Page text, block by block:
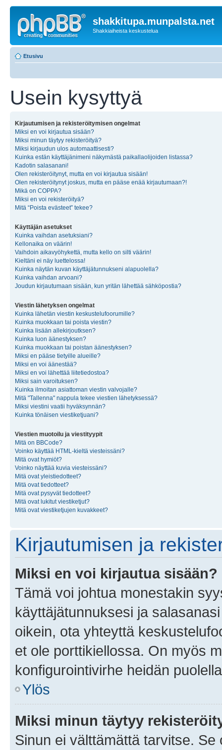
shakkitupa.munpalsta.net
Shakkiaiheista keskustelua
Etusivu
Usein kysyttyä
Kirjautumisen ja rekisteröitymisen ongelmat
Miksi en voi kirjautua sisään?
Miksi minun täytyy rekisteröityä?
Miksi kirjaudun ulos automaattisesti?
Kuinka estän käyttäjänimeni näkymästä paikallaolijoiden listassa?
Kadotin salasanani!
Olen rekisteröitynyt, mutta en voi kirjautua sisään!
Olen rekisteröitynyt joskus, mutta en pääse enää kirjautumaan?!
Mikä on COPPA?
Miksi en voi rekisteröityä?
Mitä “Poista evästeet” tekee?
Käyttäjän asetukset
Kuinka vaihdan asetuksiani?
Kellonaika on väärin!
Vaihdoin aikavyöhykettä, mutta kello on silti väärin!
Kieltäni ei näy luettelossa!
Kuinka näytän kuvan käyttäjätunnukseni alapuolella?
Kuinka vaihdan arvoani?
Joudun kirjautumaan sisään, kun yritän lähettää sähköpostia?
Viestin lähetyksen ongelmat
Kuinka lähetän viestin keskustelufoorumille?
Kuinka muokkaan tai poista viestin?
Kuinka lisään allekirjoutksen?
Kuinka luon äänestyksen?
Kuinka muokkaan tai poistan äänestyksen?
Miksi en pääse tietyille alueille?
Miksi en voi äänestää?
Miksi en voi lähettää liitetiedostoa?
Miksi sain varoituksen?
Kuinka ilmoitan asiattoman viestin valvojalle?
Mitä "Tallenna" nappula tekee viestien lähetyksessä?
Miksi viestini vaatii hyväksynnän?
Kuinka tönäisen viestiketjuani?
Viestien muotoilu ja viestityypit
Mitä on BBCode?
Voinko käyttää HTML-kieltä viesteissäni?
Mitä ovat hymiöt?
Voinko näyttää kuvia viesteissäni?
Mitä ovat yleistiedotteet?
Mitä ovat tiedotteet?
Mitä ovat pysyvät tiedotteet?
Mitä ovat lukitut viestiketjut?
Mitä ovat viestiketjujen kuvakkeet?
Kirjautumisen ja
Miksi en voi kirjautua sisään?
Tämä voi johtua monestakin
käyttäjätunnuksesi ja
oikein, ota yhteyttä
et ole porttikiellossa. On myös
konfigurointivirhe heidän
Ylös
Miksi minun täytyy
Sinun ei välttämättä tarvitse.